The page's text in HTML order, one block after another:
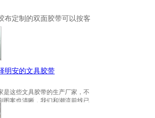
布定制 的双面胶带可以按客
不仅如此，规格也是可以定
明安的文具胶带
是这些文具胶带的生产厂家，不
图案也清晰，我们和潮流前线已
系。